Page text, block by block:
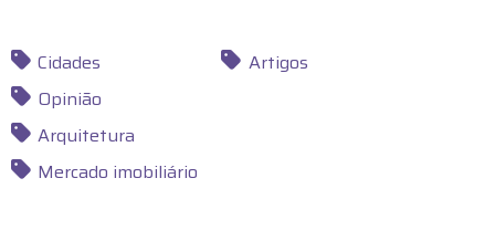
Cidades
Opinião
Arquitetura
Mercado imobiliário
Artigos